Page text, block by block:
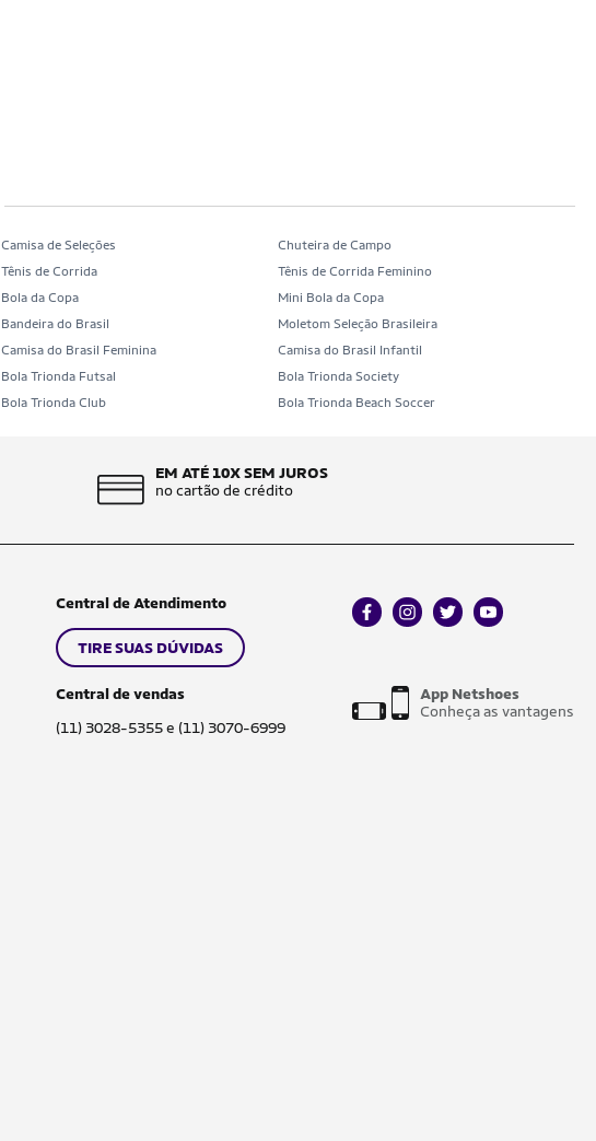
Camisa de Seleções
Chuteira de Campo
Tênis de Corrida
Tênis de Corrida Feminino
Bola da Copa
Mini Bola da Copa
Bandeira do Brasil
Moletom Seleção Brasileira
Camisa do Brasil Feminina
Camisa do Brasil Infantil
Bola Trionda Futsal
Bola Trionda Society
Bola Trionda Club Bola Trionda Beach Soccer
EM ATÉ 10X SEM JUROS
no cartão de crédito
Central de Atendimento
TIRE SUAS DÚVIDAS
Central de vendas
(11) 3028-5355 e (11) 3070-6999
facebookinstagram
twitteryoutube
App Netshoes
Conheça as vantagens